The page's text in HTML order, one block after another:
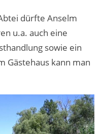
dürfte Anselm
u.a. auch eine
sowie ein
Gästehaus kann man